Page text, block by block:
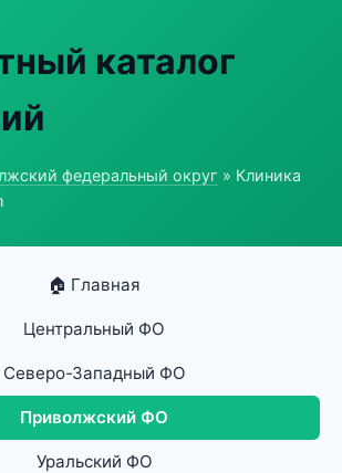
каталог
федеральный округ » Клиника
🏠 Главная
Центральный ФО
Северо-Западный ФО
Приволжский ФО
Уральский ФО